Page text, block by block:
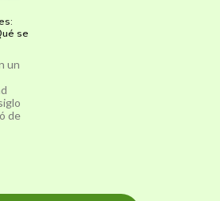
se
un
de